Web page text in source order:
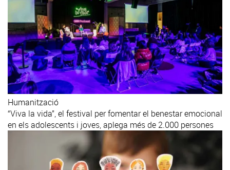
Humanització
“Viva la vida”, el festival per fomentar el benestar emocional
en els adolescents i joves, aplega més de 2.000 persones